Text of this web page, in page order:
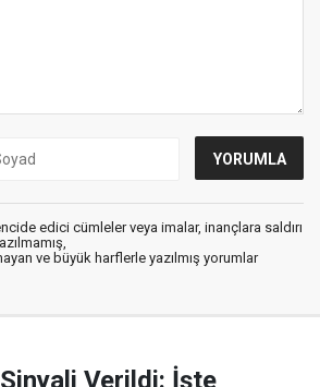
edici cümleler veya imalar, inançlara saldırı
ve büyük harflerle yazılmış yorumlar
Verildi: İşte